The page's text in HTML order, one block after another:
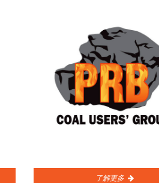
了解更多